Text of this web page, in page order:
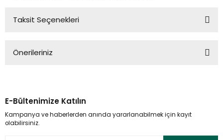
Taksit Seçenekleri
Önerileriniz
kullanarak tarafımıza iletebilirsiniz.
Görüş ve önerileriniz için teşekkür ederiz.
E-Bültenimize Katılın
Kampanya ve haberlerden anında yararlanabilmek için kayıt
olabilirsiniz.